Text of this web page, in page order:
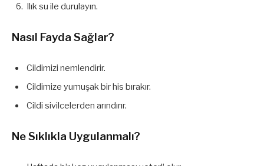
Ilık su ile durulayın.
Nasıl Fayda Sağlar?
Cildimizi nemlendirir.
Cildimize yumuşak bir his bırakır.
Cildi sivilcelerden arındırır.
Ne Sıklıkla Uygulanmalı?